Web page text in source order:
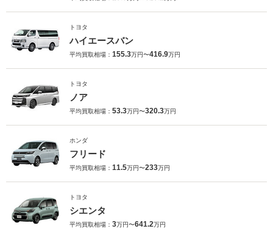
トヨタ
ハイエースバン
平均買取相場： 155.3万円〜416.9万円
トヨタ
ノア
平均買取相場： 53.3万円〜320.3万円
ホンダ
フリード
平均買取相場： 11.5万円〜233万円
トヨタ
シエンタ
平均買取相場： 3万円〜641.2万円